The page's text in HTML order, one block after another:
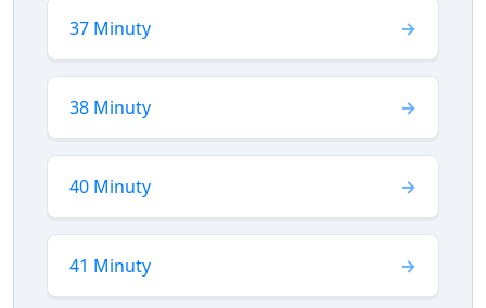
37 Minuty
38 Minuty
40 Minuty
41 Minuty